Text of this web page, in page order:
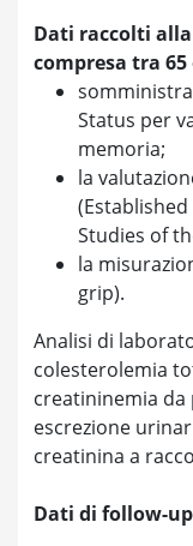
Dati raccolti
compresa tra 65
Status per
memoria;
la
Studies of
la
grip).
Analisi di
colesterolemia
creatininemia da
escrezione
creatinina a
Dati di follow-up